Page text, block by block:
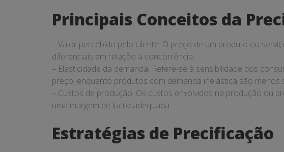
Principais Conceitos da
– Valor percebido pelo cliente: O preço de um produto ou
diferenciais em relação à concorrência.
– Elasticidade da demanda: Refere-se à sensibilidade dos
preço, enquanto produtos com demanda inelástica são menos
– Custos de produção: Os custos envolvidos na produção ou
uma margem de lucro adequada.
Estratégias de Precificação